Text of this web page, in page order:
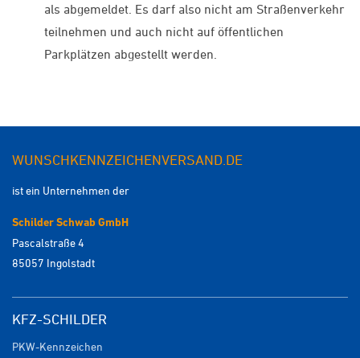
als abgemeldet. Es darf also nicht am Straßenverkehr
teilnehmen und auch nicht auf öffentlichen
Parkplätzen abgestellt werden.
WUNSCHKENNZEICHENVERSAND.DE
ist ein Unternehmen der
Schilder Schwab GmbH
Pascalstraße 4
85057 Ingolstadt
KFZ-SCHILDER
PKW-Kennzeichen